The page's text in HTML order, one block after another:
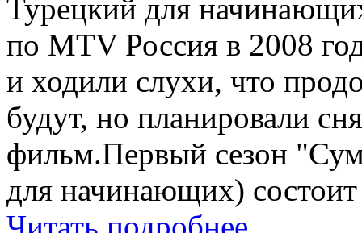
Турецкий для
по MTV Россия в 2008
и ходили слухи, что
будут, но планировали
фильм.Первый сезон
для начинающих)